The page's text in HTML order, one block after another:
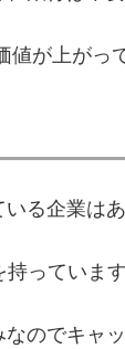
が上がっ
る企業はあ
っています
のでキャ